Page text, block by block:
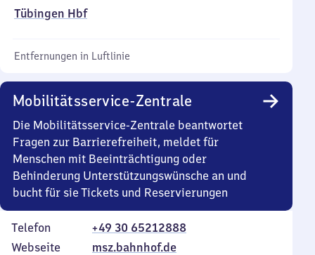
Tübingen Hbf
Entfernungen in Luftlinie
Mobilitätsservice-Zentrale
Die Mobilitätsservice-Zentrale beantwortet
Fragen zur Barrierefreiheit, meldet für
Menschen mit Beeinträchtigung oder
Behinderung Unterstützungswünsche an und
bucht für sie Tickets und Reservierungen
Telefon
+49 30 65212888
Webseite
msz.bahnhof.de